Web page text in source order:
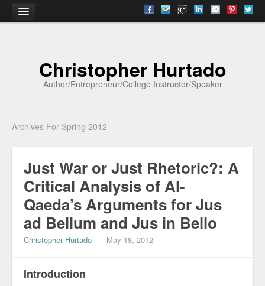
Academia
Articles
Books
CV
Christopher Hurtado
Author/Entrepreneur/College Instructor/Speaker
Archives For Spring 2012
Just War or Just Rhetoric?: A
Critical Analysis of Al-
Qaeda’s Arguments for Jus
ad Bellum and Jus in Bello
Christopher Hurtado — May 18, 2012
Introduction